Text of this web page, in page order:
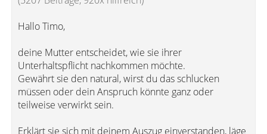
Hallo Timo,
deine Mutter entscheidet, wie sie ihrer
Unterhaltspflicht nachkommen möchte.
Gewährt sie den natural, wirst du das schlucken
müssen oder dein Anspruch könnte ganz oder
teilweise verwirkt sein.
Erklärt sie sich mit deinem Auszug einverstanden, läge